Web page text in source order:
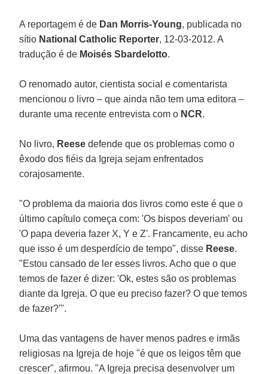
A reportagem é de Dan Morris-Young, publicada no
sítio National Catholic Reporter, 12-03-2012. A
tradução é de Moisés Sbardelotto.
O renomado autor, cientista social e comentarista
mencionou o livro – que ainda não tem uma editora –
durante uma recente entrevista com o NCR.
No livro, Reesedefende que os problemas como o
êxodo dos fiéis da Igreja sejam enfrentados
corajosamente.
"O problema da maioria dos livros como este é que o
último capítulo começa com: 'Os bispos deveriam' ou
'O papa deveria fazer X, Y e Z'. Francamente, eu acho
que isso é um desperdício de tempo", disse Reese.
"Estou cansado de ler esses livros. Acho que o que
temos de fazer é dizer: 'Ok, estes são os problemas
diante da Igreja. O que eu preciso fazer? O que temos
de fazer?'".
Uma das vantagens de haver menos padres e irmãs
religiosas na Igreja de hoje "é que os leigos têm que
crescer", afirmou. "A Igreja precisa desenvolver um